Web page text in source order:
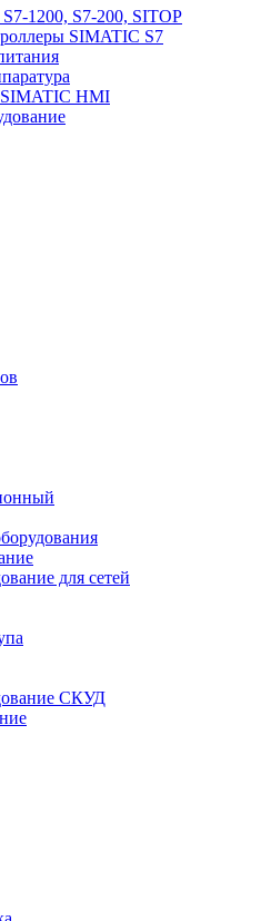
1200, S7-200, SITOP
SIMATIC S7
SIMATIC HMI
для сетей
СКУД